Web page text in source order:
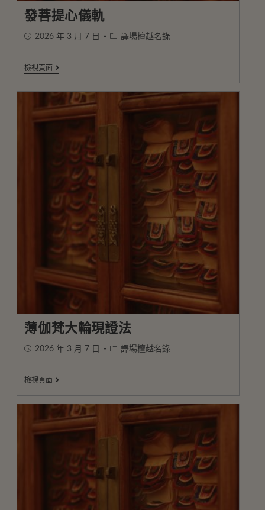
發菩提心儀軌
2026 年 3 月 7 日 譯場檀越名錄
檢視頁面
薄伽梵大輪現證法
2026 年 3 月 7 日 譯場檀越名錄
檢視頁面